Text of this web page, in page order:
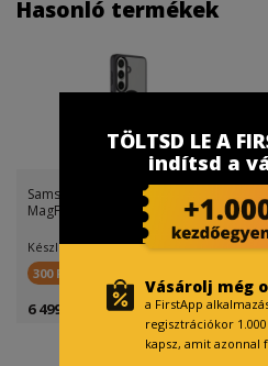
Hasonló termékek
Samsung Galaxy S26 Tactical
MagForce Hyperstealth
Készletinfó:
300 FirstPont
6 499 Ft
TÖLTSD LE A
indítsd a
Vásárolj még
a FirstApp
regisztrációkor
kapsz, amit azonnal